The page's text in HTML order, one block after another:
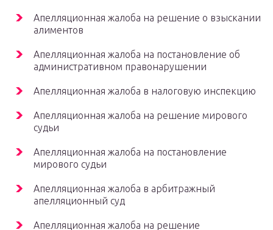
Апелляционная жалоба на решение о взыскании
алиментов
Апелляционная жалоба на постановление об
административном правонарушении
Апелляционная жалоба в налоговую инспекцию
Апелляционная жалоба на решение мирового
судьи
Апелляционная жалоба на постановление
мирового судьи
Апелляционная жалоба в арбитражный
апелляционный суд
Апелляционная жалоба на решение